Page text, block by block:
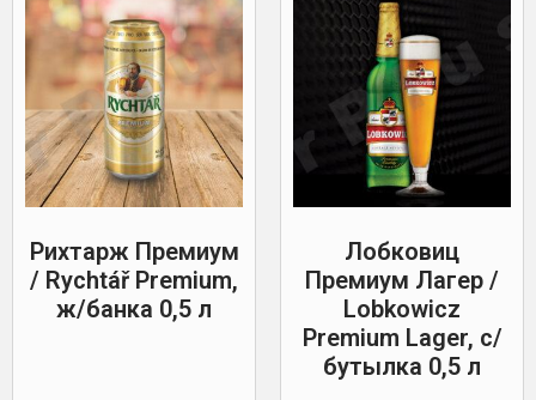
Рихтарж Премиум
/ Rychtář Premium,
ж/банка 0,5 л
Лобковиц
Премиум Лагер /
Lobkowicz
Premium Lager, с/
бутылка 0,5 л